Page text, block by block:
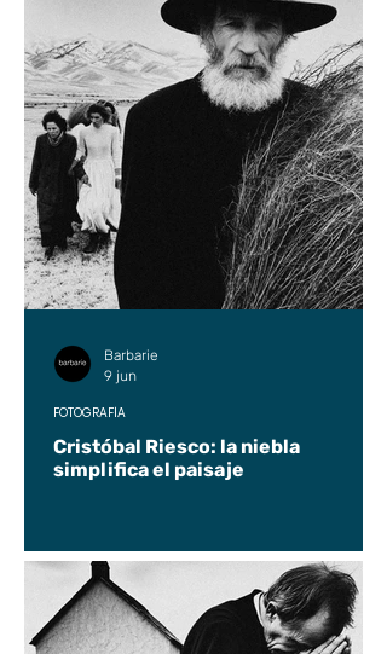
Cristóbal Riesco: la niebla
simplifica el paisaje
FOTOGRAFÍA
Barbarie
9 jun